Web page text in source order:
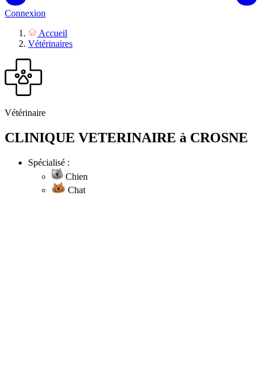
Connexion
Accueil
Vétérinaires
Vétérinaire
CLINIQUE VETERINAIRE à CROSNE
Spécialisé :
Chien
Chat